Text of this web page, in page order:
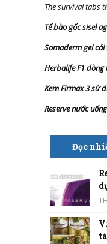
The survival tabs
Tế bào gốc sisel
Somaderm gel
Herbalife F1
Kem Firmax 3 sử
Reserve nước
Đọc